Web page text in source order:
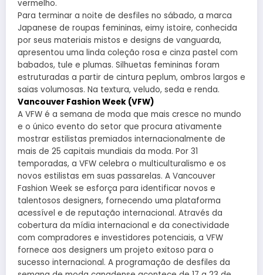
vermelho.
Para terminar a noite de desfiles no sábado, a marca
Japanese de roupas femininas, eimy istoire, conhecida
por seus materiais mistos e designs de vanguarda,
apresentou uma linda coleção rosa e cinza pastel com
babados, tule e plumas. Silhuetas femininas foram
estruturadas a partir de cintura peplum, ombros largos e
saias volumosas. Na textura, veludo, seda e renda.
Vancouver Fashion Week (VFW)
A VFW é a semana de moda que mais cresce no mundo
e o único evento do setor que procura ativamente
mostrar estilistas premiados internacionalmente de
mais de 25 capitais mundiais da moda. Por 31
temporadas, a VFW celebra o multiculturalismo e os
novos estilistas em suas passarelas. A Vancouver
Fashion Week se esforça para identificar novos e
talentosos designers, fornecendo uma plataforma
acessível e de reputação internacional. Através da
cobertura da mídia internacional e da conectividade
com compradores e investidores potenciais, a VFW
fornece aos designers um projeto exitoso para o
sucesso internacional. A programação de desfiles da